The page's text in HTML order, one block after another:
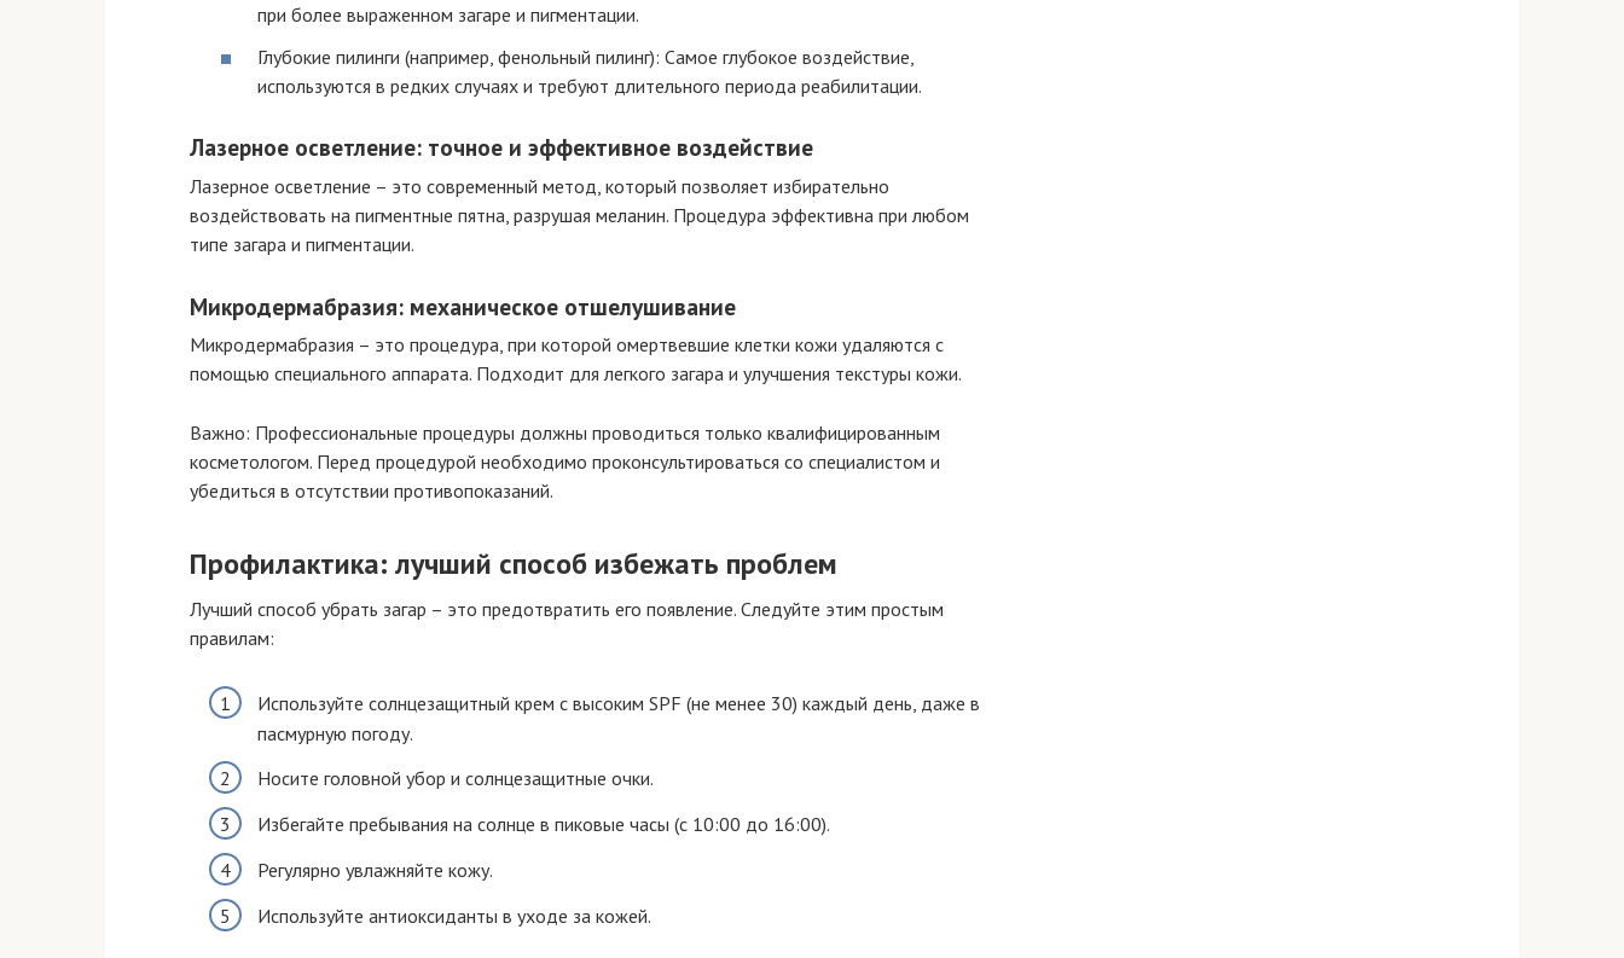
при более выраженном загаре и пигментации.
Глубокие пилинги (например, фенольный пилинг): Самое глубокое воздействие,
используются в редких случаях и требуют длительного периода реабилитации.
Лазерное осветление: точное и эффективное воздействие
Лазерное осветление – это современный метод, который позволяет избирательно
воздействовать на пигментные пятна, разрушая меланин. Процедура эффективна при любом
типе загара и пигментации.
Микродермабразия: механическое отшелушивание
Микродермабразия – это процедура, при которой омертвевшие клетки кожи удаляются с
помощью специального аппарата. Подходит для легкого загара и улучшения текстуры кожи.
Важно: Профессиональные процедуры должны проводиться только квалифицированным
косметологом. Перед процедурой необходимо проконсультироваться со специалистом и
убедиться в отсутствии противопоказаний.
Профилактика: лучший способ избежать проблем
Лучший способ убрать загар – это предотвратить его появление. Следуйте этим простым
правилам:
Используйте солнцезащитный крем с высоким SPF (не менее 30) каждый день, даже в
пасмурную погоду.
Носите головной убор и солнцезащитные очки.
Избегайте пребывания на солнце в пиковые часы (с 10:00 до 16:00).
Регулярно увлажняйте кожу.
Используйте антиоксиданты в уходе за кожей.